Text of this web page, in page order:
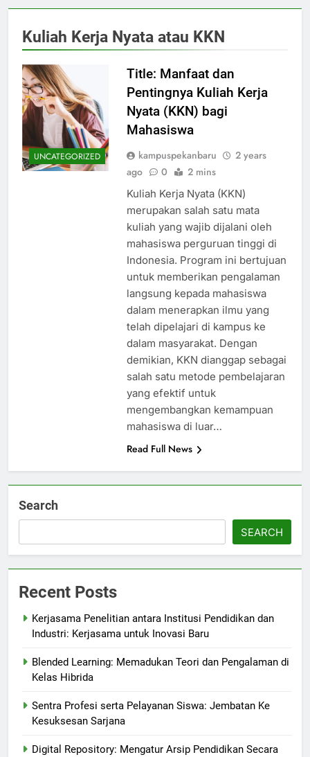
Kuliah Kerja Nyata atau KKN
UNCATEGORIZED
Title: Manfaat dan
Pentingnya Kuliah Kerja
Nyata (KKN) bagi
Mahasiswa
kampuspekanbaru
2 years
ago
0 2 mins
Kuliah Kerja Nyata (KKN)
merupakan salah satu mata
kuliah yang wajib dijalani oleh
mahasiswa perguruan tinggi di
Indonesia. Program ini bertujuan
untuk memberikan pengalaman
langsung kepada mahasiswa
dalam menerapkan ilmu yang
telah dipelajari di kampus ke
dalam masyarakat. Dengan
demikian, KKN dianggap sebagai
salah satu metode pembelajaran
yang efektif untuk
mengembangkan kemampuan
mahasiswa di luar…
Read Full News
Search
SEARCH
Recent Posts
Kerjasama Penelitian antara Institusi Pendidikan dan
Industri: Kerjasama untuk Inovasi Baru
Blended Learning: Memadukan Teori dan Pengalaman di
Kelas Hibrida
Sentra Profesi serta Pelayanan Siswa: Jembatan Ke
Kesuksesan Sarjana
Digital Repository: Mengatur Arsip Pendidikan Secara